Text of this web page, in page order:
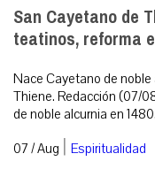
San Cayetano de
teatinos, reforma
Nace Cayetano de noble
Thiene. Redacción (07/
de noble alcurnia en
07 / Aug | Espiritualidad